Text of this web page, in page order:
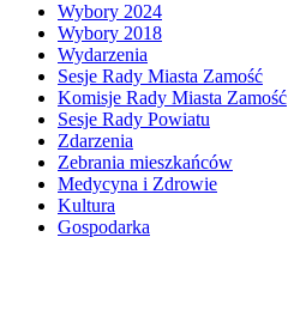
Wybory 2024
Wybory 2018
Wydarzenia
Sesje Rady Miasta Zamość
Komisje Rady Miasta Zamość
Sesje Rady Powiatu
Zdarzenia
Zebrania mieszkańców
Medycyna i Zdrowie
Kultura
Gospodarka